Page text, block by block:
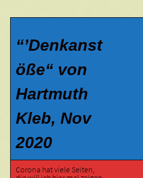
“’Denkanst
öße“ von
Hartmuth
Kleb, Nov
2020
Corona hat viele Seiten,